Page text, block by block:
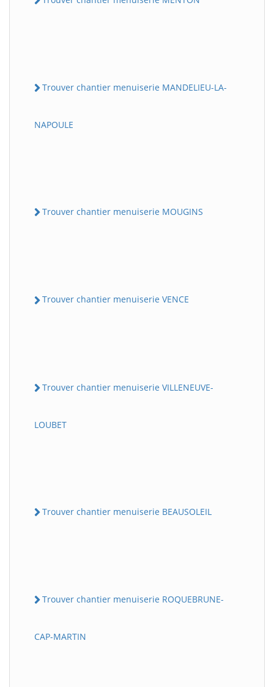
Trouver chantier menuiserie MANDELIEU-LA-
NAPOULE
Trouver chantier menuiserie MOUGINS
Trouver chantier menuiserie VENCE
Trouver chantier menuiserie VILLENEUVE-
LOUBET
Trouver chantier menuiserie BEAUSOLEIL
Trouver chantier menuiserie ROQUEBRUNE-
CAP-MARTIN